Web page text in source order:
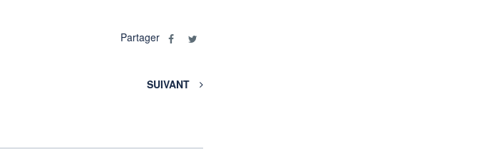
Partager
SUIVANT